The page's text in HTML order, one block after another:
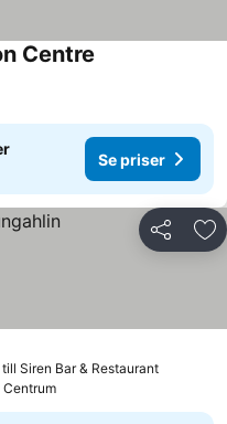
priser
Centre
Se priser
Dela
Siren Bar & RestaurantSe
Centrum